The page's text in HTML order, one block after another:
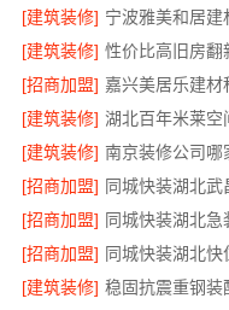
[建筑装修] 宁波雅美和居建
[建筑装修]
[招商加盟] 嘉兴美居乐建
[建筑装修]
[建筑装修] 南京装修公司哪
[招商加盟] 同城快装湖北
[招商加盟] 同城快装湖北
[招商加盟] 同城快装湖北
[建筑装修] 稳固抗震重钢装